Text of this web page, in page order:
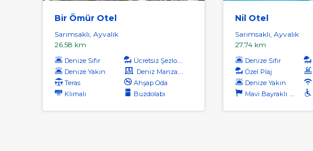
Bir Ömür Otel
Sarımsaklı, Ayvalık
26.58 km
Denize Sıfır
Ücretsiz Şezlong
Denize Yakın
Deniz Manzaralı
Teras
Ahşap Oda
Klimalı
Buzdolabı
Nil Otel
Sarımsaklı, Ayvalık
27.74 km
Denize Sıfır
Özel Plaj
Denize Yakın
Mavi Bayraklı Plaj